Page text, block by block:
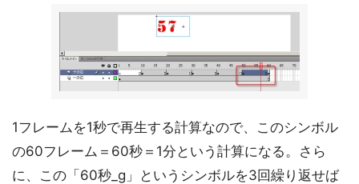
1フレームを1秒で再生する計算なので、このシンボル
の60フレーム＝60秒＝1分という計算になる。さら
に、この「60秒_g」というシンボルを3回繰り返せば